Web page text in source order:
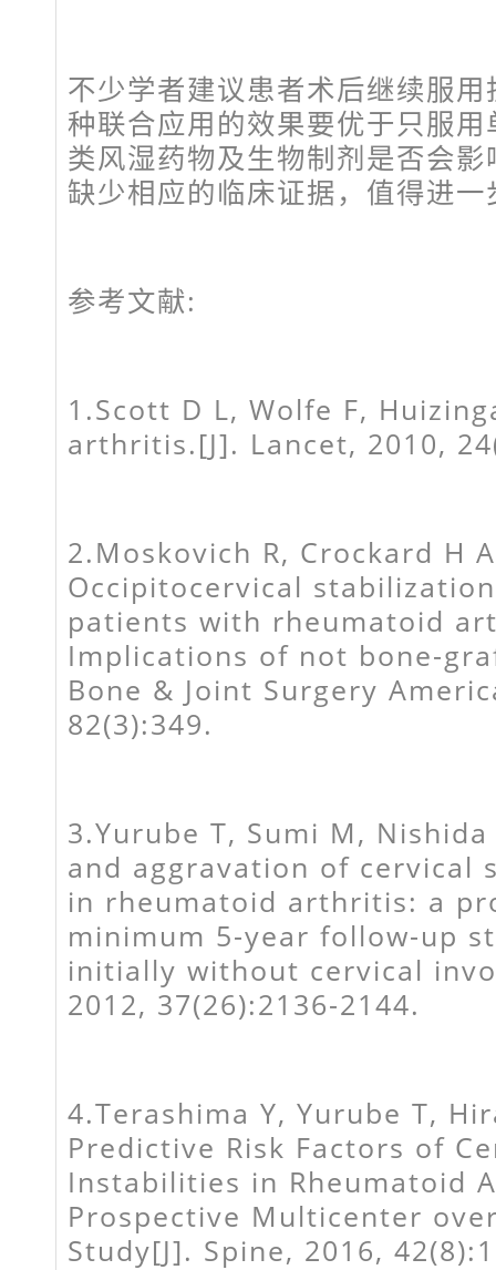
不少学者建议患者术后继续服
种联合应用的效果要优于只服
类风湿药物及生物制剂是否会
缺少相应的临床证据，值得进一
参考文献:
1.Scott D L, Wolfe F,
arthritis.[J]. Lancet, 2010,
2.Moskovich R, Crockard H
Occipitocervical
patients with rheumatoid
Implications of not bone-
Bone & Joint Surgery
82(3):349.
3.Yurube T, Sumi M,
and aggravation of cervical
in rheumatoid arthritis: a
minimum 5-year follow-up
initially without cervical
2012, 37(26):2136-2144.
4.Terashima Y, Yurube T,
Predictive Risk Factors of
Instabilities in Rheumatoid
Prospective Multicenter
Study[J]. Spine, 2016,